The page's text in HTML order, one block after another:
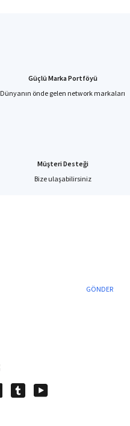
Güçlü Marka Portföyü
Dünyanın önde gelen network markaları
Müşteri Desteği
Bize ulaşabilirsiniz
GÖNDER